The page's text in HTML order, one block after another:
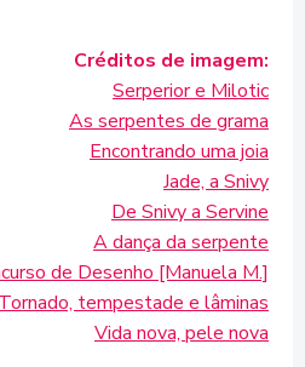
Créditos de imagem:
Serperior e Milotic
As serpentes de grama
Encontrando uma joia
Jade, a Snivy
De Snivy a Servine
A dança da serpente
de Desenho [Manuela M.]
Tornado, tempestade e lâminas
Vida nova, pele nova